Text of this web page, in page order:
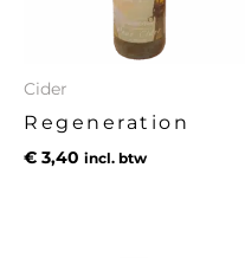
Cider
Regeneration
€ 3,40 incl. btw